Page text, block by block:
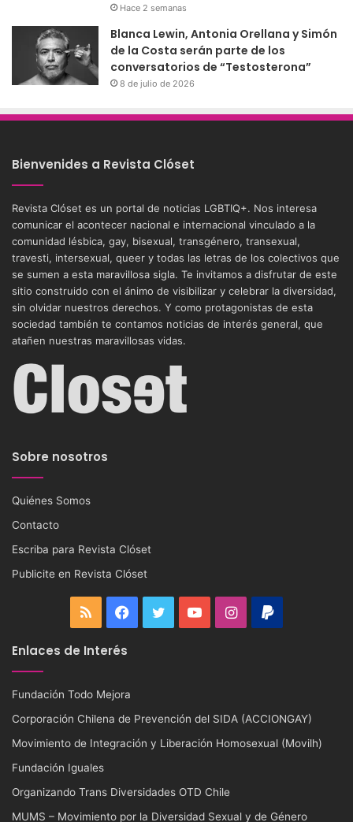
Hace 2 semanas
Blanca Lewin, Antonia Orellana y Simón
de la Costa serán parte de los
conversatorios de “Testosterona”
8 de julio de 2026
Bienvenides a Revista Clóset
Revista Clóset es un portal de noticias LGBTIQ+. Nos interesa
comunicar el acontecer nacional e internacional vinculado a la
comunidad lésbica, gay, bisexual, transgénero, transexual,
travesti, intersexual, queer y todas las letras de los colectivos que
se sumen a esta maravillosa sigla. Te invitamos a disfrutar de este
sitio construido con el ánimo de visibilizar y celebrar la diversidad,
sin olvidar nuestros derechos. Y como protagonistas de esta
sociedad también te contamos noticias de interés general, que
atañen nuestras maravillosas vidas.
Sobre nosotros
Quiénes Somos
Contacto
Escriba para Revista Clóset
Publicite en Revista Clóset
RSS Facebook
TwitterYouTubeInstagram
PayPal
Enlaces de Interés
Fundación Todo Mejora
Corporación Chilena de Prevención del SIDA (ACCIONGAY)
Movimiento de Integración y Liberación Homosexual (Movilh)
Fundación Iguales
Organizando Trans Diversidades OTD Chile
MUMS – Movimiento por la Diversidad Sexual y de Género